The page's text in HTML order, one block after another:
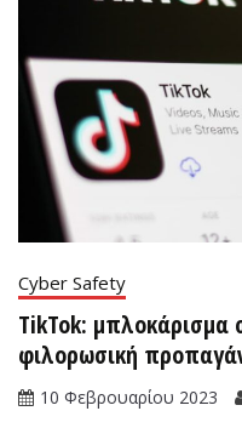
Cyber Safety
TikTok: μπλοκάρισμα
φιλορωσική
10 Φεβρουαρίου 2023